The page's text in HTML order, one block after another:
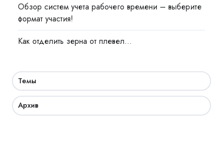
Обзор систем учета рабочего времени – выберите
формат участия!
Как отделить зерна от плевел…
Темы
Архив